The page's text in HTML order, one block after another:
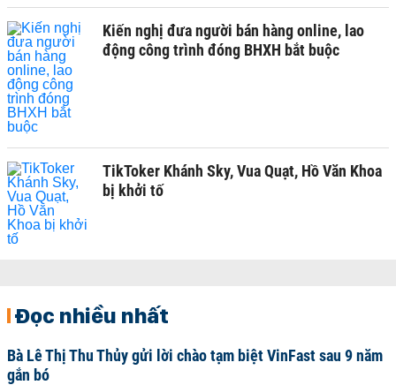
Kiến nghị đưa người bán hàng online, lao
động công trình đóng BHXH bắt buộc
TikToker Khánh Sky, Vua Quạt, Hồ Văn Khoa
bị khởi tố
Đọc nhiều nhất
Bà Lê Thị Thu Thủy gửi lời chào tạm biệt VinFast sau 9 năm
gắn bó